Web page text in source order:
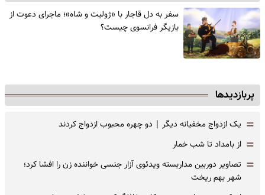
سفر به دل قاجار با «ژولیت و شاه»؛ ماجرای دعوت از
‌بازیگر فرانسوی چیست؟
پربازدیدها
= یک ازدواج مخفیانه دیگر | دو چهره محبوب ازدواج کردند
= از بامداد تا شب خمار
= تصاویر دوربین مداربسته ویدئوی آزار جنسی خواننده زن را افشا کرد؛
شهر بهم ریخت